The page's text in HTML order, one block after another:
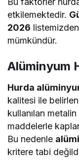
etkilemektedir.
2026
mümkündür.
Alüminyum
Hurda
kalitesi ile
kullanılan
maddelerle
Bu nedenle
kritere tabi